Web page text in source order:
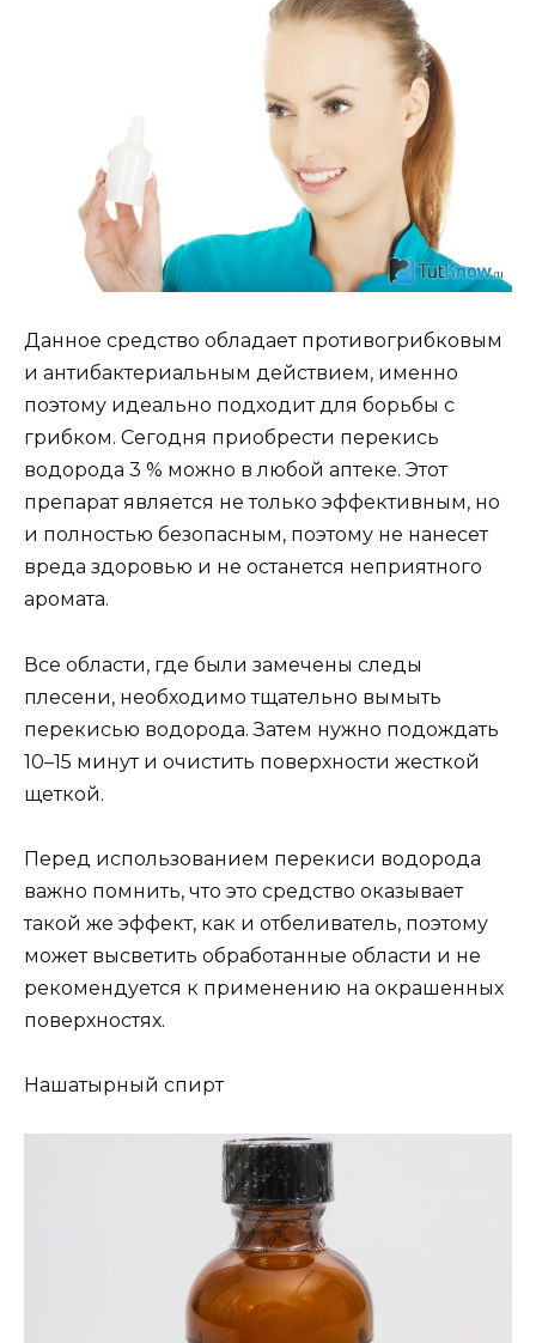
Данное средство обладает противогрибковым
и антибактериальным действием, именно
поэтому идеально подходит для борьбы с
грибком. Сегодня приобрести перекись
водорода 3 % можно в любой аптеке. Этот
препарат является не только эффективным, но
и полностью безопасным, поэтому не нанесет
вреда здоровью и не останется неприятного
аромата.
Все области, где были замечены следы
плесени, необходимо тщательно вымыть
перекисью водорода. Затем нужно подождать
10–15 минут и очистить поверхности жесткой
щеткой.
Перед использованием перекиси водорода
важно помнить, что это средство оказывает
такой же эффект, как и отбеливатель, поэтому
может высветить обработанные области и не
рекомендуется к применению на окрашенных
поверхностях.
Нашатырный спирт